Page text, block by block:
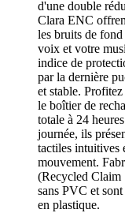
d'une double
Clara ENC
les bruits de
voix et votre
indice de
par la dernière
et stable.
le boîtier de
totale à 24
journée, ils
tactiles intuitives
mouvement.
(Recycled Claim
sans PVC et
en plastique.